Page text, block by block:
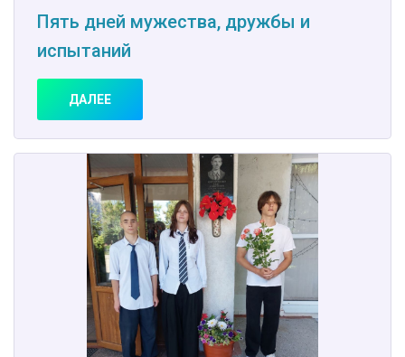
Пять дней мужества, дружбы и
испытаний
ДАЛЕЕ